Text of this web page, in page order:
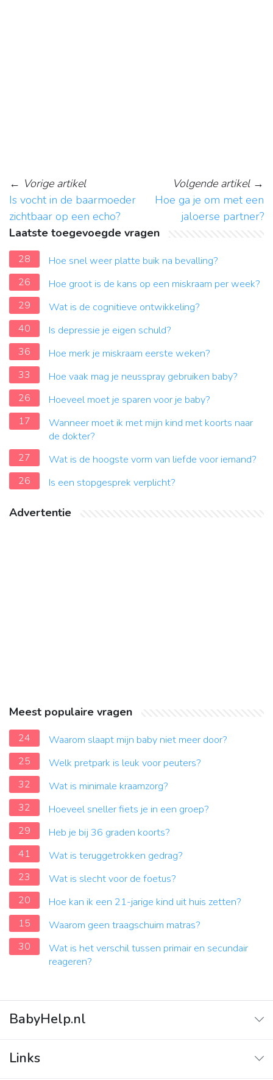
← Vorige artikel
Is vocht in de baarmoeder
zichtbaar op een echo?
Volgende artikel→
Hoe ga je om met een
jaloerse partner?
Laatste toegevoegde vragen
28
Hoe snel weer platte buik na bevalling?
26
Hoe groot is de kans op een miskraam per week?
29
Wat is de cognitieve ontwikkeling?
40
Is depressie je eigen schuld?
36
Hoe merk je miskraam eerste weken?
33
Hoe vaak mag je neusspray gebruiken baby?
26
Hoeveel moet je sparen voor je baby?
17
Wanneer moet ik met mijn kind met koorts naar
de dokter?
27
Wat is de hoogste vorm van liefde voor iemand?
26
Is een stopgesprek verplicht?
Advertentie
Meest populaire vragen
24
Waarom slaapt mijn baby niet meer door?
25
Welk pretpark is leuk voor peuters?
32
Wat is minimale kraamzorg?
32
Hoeveel sneller fiets je in een groep?
29
Heb je bij 36 graden koorts?
41
Wat is teruggetrokken gedrag?
23
Wat is slecht voor de foetus?
20
Hoe kan ik een 21-jarige kind uit huis zetten?
15
Waarom geen traagschuim matras?
30
Wat is het verschil tussen primair en secundair
reageren?
BabyHelp.nl
Vraag & Antwoord
Links